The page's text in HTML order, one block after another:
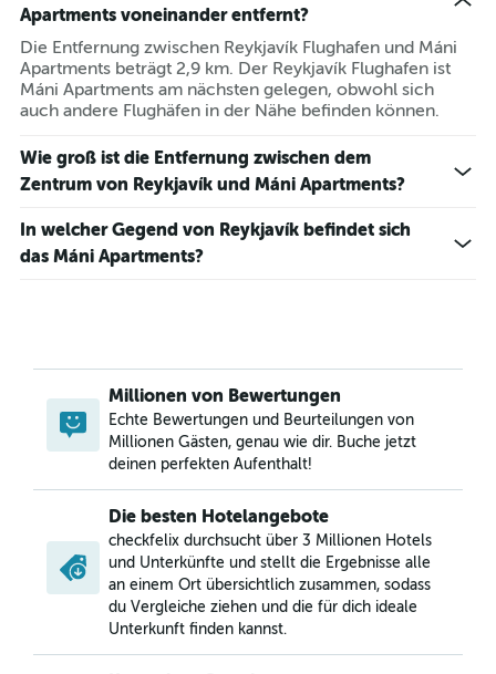
Apartments voneinander entfernt?
Die Entfernung zwischen Reykjavík Flughafen und Máni
Apartments beträgt 2,9 km. Der Reykjavík Flughafen ist
Máni Apartments am nächsten gelegen, obwohl sich
auch andere Flughäfen in der Nähe befinden können.
Wie groß ist die Entfernung zwischen dem
Zentrum von Reykjavík und Máni Apartments?
In welcher Gegend von Reykjavík befindet sich
das Máni Apartments?
Millionen von Bewertungen
Echte Bewertungen und Beurteilungen von
Millionen Gästen, genau wie dir. Buche jetzt
deinen perfekten Aufenthalt!
Die besten Hotelangebote
checkfelix durchsucht über 3 Millionen Hotels
und Unterkünfte und stellt die Ergebnisse alle
an einem Ort übersichtlich zusammen, sodass
du Vergleiche ziehen und die für dich ideale
Unterkunft finden kannst.